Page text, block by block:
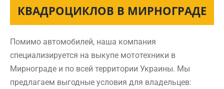
КВАДРОЦИКЛОВ В МИРНОГРАДЕ
Помимо автомобилей, наша компания
специализируется на выкупе мототехники в
Мирнограде и по всей территории Украины. Мы
предлагаем выгодные условия для владельцев: